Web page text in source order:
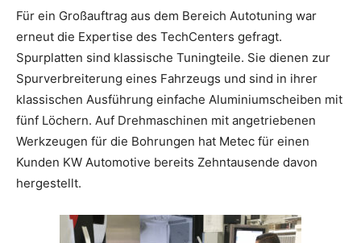
Für ein Großauftrag aus dem Bereich Autotuning war
erneut die Expertise des TechCenters gefragt.
Spurplatten sind klassische Tuningteile. Sie dienen zur
Spurverbreiterung eines Fahrzeugs und sind in ihrer
klassischen Ausführung einfache Aluminiumscheiben mit
fünf Löchern. Auf Drehmaschinen mit angetriebenen
Werkzeugen für die Bohrungen hat Metec für einen
Kunden KW Automotive bereits Zehntausende davon
hergestellt.